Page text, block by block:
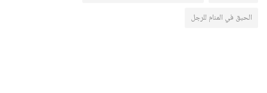
الحبق في المنام للرجل